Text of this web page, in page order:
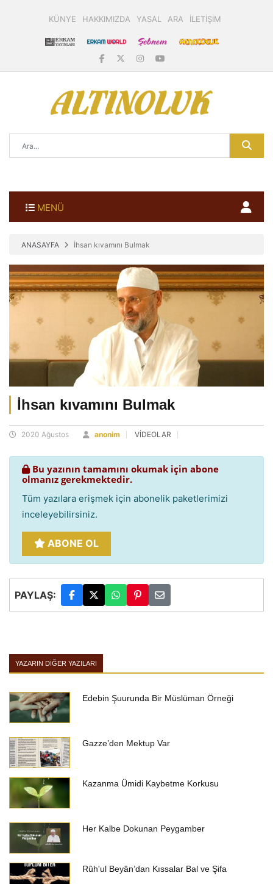
KÜNYE HAKKIMIZDA YASAL ARA İLETİŞİM
MENÜ
ANASAYFA İhsan kıvamını Bulmak
İhsan kıvamını Bulmak
2020 Ağustos anonim VİDEOLAR
Bu yazının tamamını okumak için abone
olmanız gerekmektedir.
Tüm yazılara erişmek için abonelik paketlerimizi
inceleyebilirsiniz.
ABONE OL
PAYLAŞ:
YAZARIN DIĞER YAZILARI
Edebin Şuurunda Bir Müslüman Örneği
Gazze’den Mektup Var
Kazanma Ümidi Kaybetme Korkusu
Her Kalbe Dokunan Peygamber
Rûh'ul Beyân’dan Kıssalar Bal ve Şifa